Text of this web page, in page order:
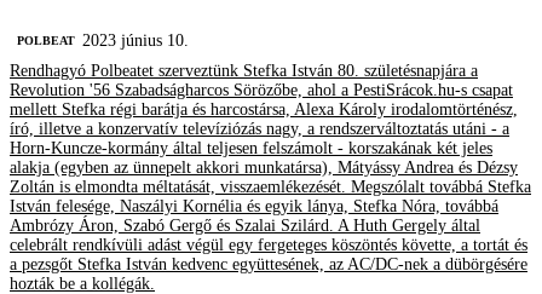
‎POLBEAT
2023 június 10.
Rendhagyó Polbeatet szerveztünk Stefka István 80. születésnapjára a
Revolution '56 Szabadságharcos Sörözőbe, ahol a PestiSrácok.hu-s csapat
mellett Stefka régi barátja és harcostársa, Alexa Károly irodalomtörténész,
író, illetve a konzervatív televíziózás nagy, a rendszerváltoztatás utáni - a
Horn-Kuncze-kormány által teljesen felszámolt - korszakának két jeles
alakja (egyben az ünnepelt akkori munkatársa), Mátyássy Andrea és Dézsy
Zoltán is elmondta méltatását, visszaemlékezését. Megszólalt továbbá Stefka
István felesége, Naszályi Kornélia és egyik lánya, Stefka Nóra, továbbá
Ambrózy Áron, Szabó Gergő és Szalai Szilárd. A Huth Gergely által
celebrált rendkívüli adást végül egy fergeteges köszöntés követte, a tortát és
a pezsgőt Stefka István kedvenc együttesének, az AC/DC-nek a dübörgésére
hozták be a kollégák.